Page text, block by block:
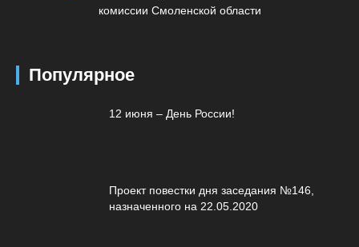
Популярное
12 июня – День России!
Проект повестки дня заседания №146,
назначенного на 22.05.2020